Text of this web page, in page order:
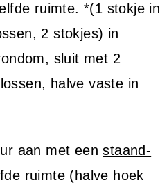
ruimte. *(1 stokje in
2 stokjes) in
sluit met 2
halve vaste in
aan met eenstaand-
ruimte (halve hoek